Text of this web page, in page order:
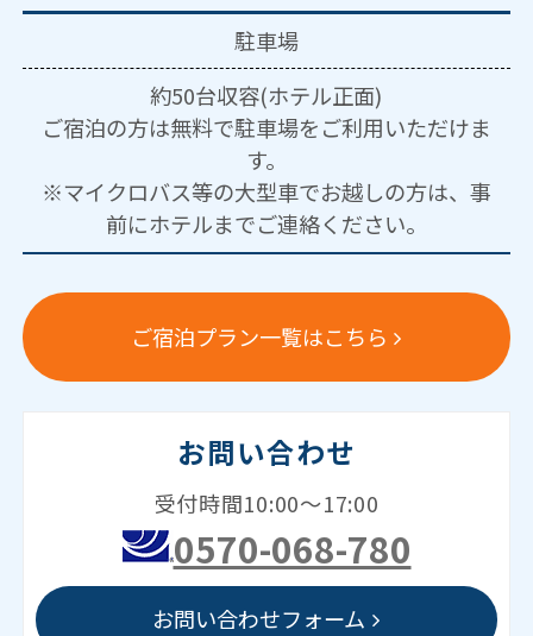
駐車場
約50台収容(ホテル正面)
ご宿泊の方は無料で駐車場をご利用いただけま
す。
※マイクロバス等の大型車でお越しの方は、事
前にホテルまでご連絡ください。
ご宿泊プラン一覧はこちら
お問い合わせ
受付時間10:00～17:00
0570-068-780
お問い合わせフォーム